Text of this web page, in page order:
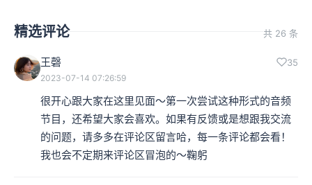
精选评论 共 26 条
王磬 35
2023-07-14 07:26:59
很开心跟大家在这里见面～第一次尝试这种形式的音频
节目，还希望大家会喜欢。如果有反馈或是想跟我交流
的问题，请多多在评论区留言哈，每一条评论都会看！
我也会不定期来评论区冒泡的～鞠躬